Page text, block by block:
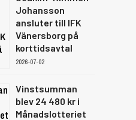
Johansson
ansluter till IFK
Vänersborg på
korttidsavtal
2026-07-02
Vinstsumman
blev 24 480 kr i
Månadslotteriet